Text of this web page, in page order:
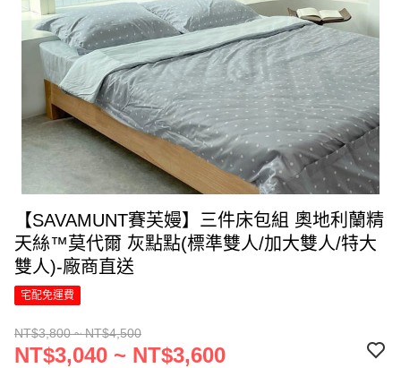
【SAVAMUNT賽芙嫚】三件床包組 奧地利蘭精
天絲™莫代爾 灰點點(標準雙人/加大雙人/特大
雙人)-廠商直送
宅配免運費
NT$3,800 ~ NT$4,500
NT$3,040 ~ NT$3,600